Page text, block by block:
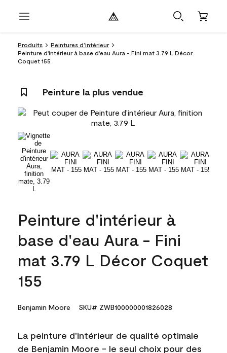
Produits
Peintures d’intérieur
Peinture d'intérieur à base d'eau Aura - Fini mat 3.79 L Décor
Coquet 155
Peinture la plus vendue
Peinture d'intérieur à
base d'eau Aura - Fini
mat 3.79 L Décor Coquet
155
Benjamin Moore SKU# ZWB100000001826028
La peinture d'intérieur de qualité optimale
de Benjamin Moore - le seul choix pour des